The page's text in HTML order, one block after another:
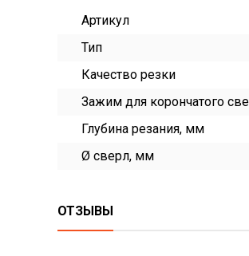
Артикул
Тип
Качество резки
Зажим для корончатого
Глубина резания, мм
Ø сверл, мм
ОТЗЫВЫ